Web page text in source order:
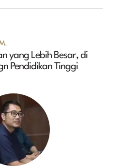
yang Lebih Besar, di
Pendidikan Tinggi